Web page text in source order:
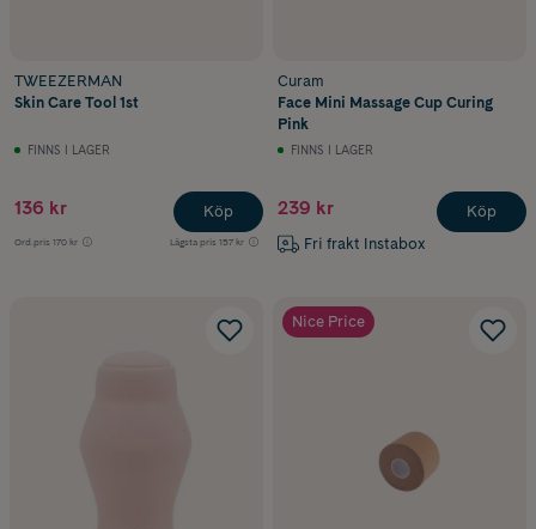
TWEEZERMAN
Skin Care Tool 1st
FINNS I LAGER
136 kr
Ord.pris 170 kr Lägsta pris 157 kr
Köp
Curam
Face Mini Massage Cup Curing
Pink
FINNS I LAGER
239 kr
Fri frakt Instabox
Köp
Nice Price